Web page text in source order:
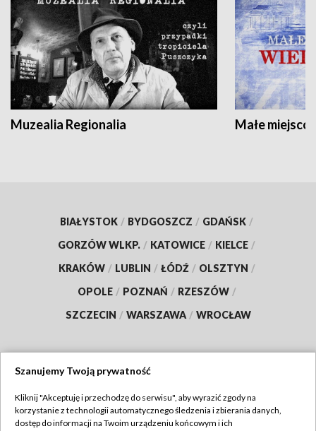
Muzealia Regionalia Małe
BIAŁYSTOK / BYDGOSZCZ / GDAŃSK /
GORZÓW WLKP. / KATOWICE / KIELCE /
KRAKÓW / LUBLIN / ŁÓDŹ / OLSZTYN /
OPOLE / POZNAŃ / RZESZÓW /
SZCZECIN / WARSZAWA / WROCŁAW
TVP
Szanujemy Twoją prywatność
Kliknij "Akceptuję i przechodzę do serwisu", aby wyrazić zgody na
korzystanie z technologii automatycznego śledzenia i zbierania danych,
dostęp do informacji na Twoim urządzeniu końcowym i ich